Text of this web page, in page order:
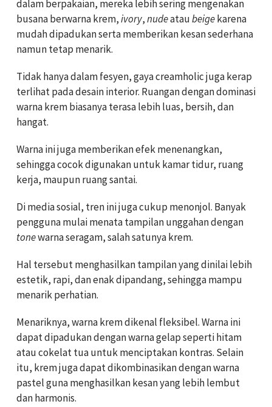
dalam berpakaian, mereka lebih sering mengenakan
busana berwarna krem,ivory,nudeataubeigekarena
mudah dipadukan serta memberikan kesan sederhana
namun tetap menarik.
Tidak hanya dalam fesyen, gaya creamholic juga kerap
terlihat pada desain interior. Ruangan dengan dominasi
warna krem biasanya terasa lebih luas, bersih, dan
hangat.
Warna ini juga memberikan efek menenangkan,
sehingga cocok digunakan untuk kamar tidur, ruang
kerja, maupun ruang santai.
Di media sosial, tren ini juga cukup menonjol. Banyak
pengguna mulai menata tampilan unggahan dengan
tonewarna seragam, salah satunya krem.
Hal tersebut menghasilkan tampilan yang dinilai lebih
estetik, rapi, dan enak dipandang, sehingga mampu
menarik perhatian.
Menariknya, warna krem dikenal fleksibel. Warna ini
dapat dipadukan dengan warna gelap seperti hitam
atau cokelat tua untuk menciptakan kontras. Selain
itu, krem juga dapat dikombinasikan dengan warna
pastel guna menghasilkan kesan yang lebih lembut
dan harmonis.